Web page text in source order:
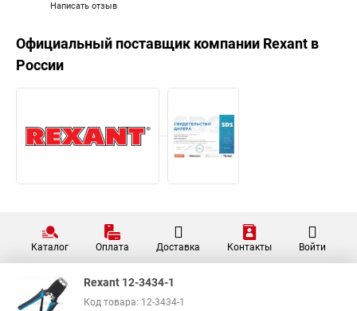
Написать отзыв
Официальный поставщик компании Rexant в
России
Каталог Оплата Доставка Контакты Войти
Rexant 12-3434-1
Код товара: 12-3434-1